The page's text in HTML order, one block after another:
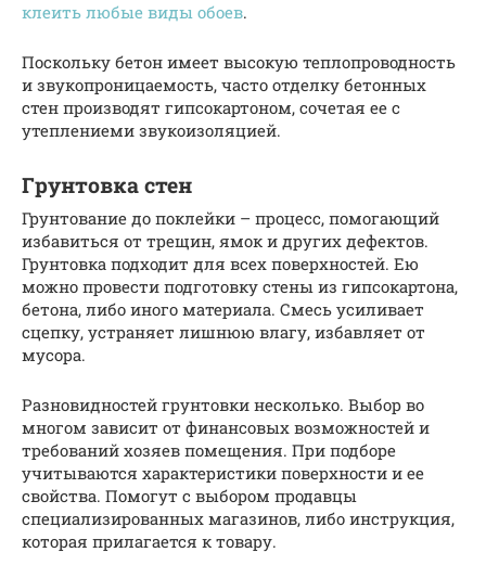
клеить любые виды обоев.
Поскольку бетон имеет высокую теплопроводность
и звукопроницаемость, часто отделку бетонных
стен производят гипсокартоном, сочетая ее с
утеплениеми звукоизоляцией.
Грунтовка стен
Грунтование до поклейки – процесс, помогающий
избавиться от трещин, ямок и других дефектов.
Грунтовка подходит для всех поверхностей. Ею
можно провести подготовку стены из гипсокартона,
бетона, либо иного материала. Смесь усиливает
сцепку, устраняет лишнюю влагу, избавляет от
мусора.
Разновидностей грунтовки несколько. Выбор во
многом зависит от финансовых возможностей и
требований хозяев помещения. При подборе
учитываются характеристики поверхности и ее
свойства. Помогут с выбором продавцы
специализированных магазинов, либо инструкция,
которая прилагается к товару.